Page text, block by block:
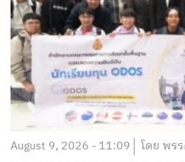
August 9, 2026 - 11:09 โดย พร